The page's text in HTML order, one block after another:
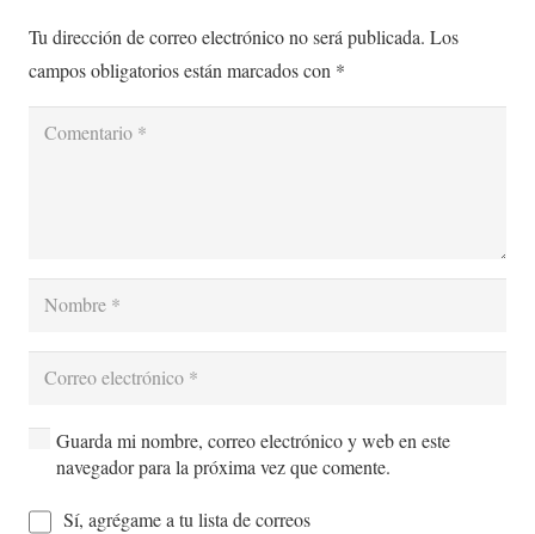
Tu dirección de correo electrónico no será publicada. Los
campos obligatorios están marcados con *
Guarda mi nombre, correo electrónico y web en este
navegador para la próxima vez que comente.
Sí, agrégame a tu lista de correos